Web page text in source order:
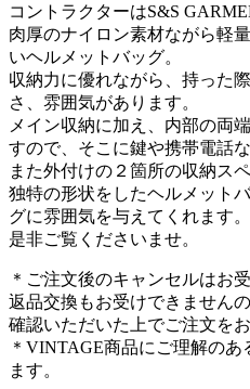
コントラクターはS&S
肉厚のナイロン素材ながら軽
いヘルメットバッグ。
収納力に優れながら、持った
さ、雰囲気があります。
メイン収納に加え、内部の両
すので、そこに鍵や携帯電話
また外付けの２箇所の収納ス
独特の形状をしたヘルメット
グに雰囲気を与えてくれます。
是非ご覧くださいませ。
＊ご注文後のキャンセルはお
返品交換もお受けできません
確認いただいた上でご注文を
＊VINTAGE商品にご理解の
ます。